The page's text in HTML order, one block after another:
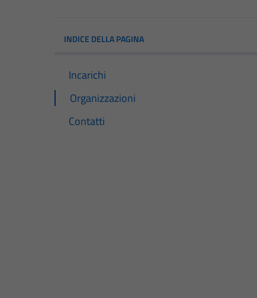
INDICE DELLA PAGINA
Incarichi
Organizzazioni
Contatti